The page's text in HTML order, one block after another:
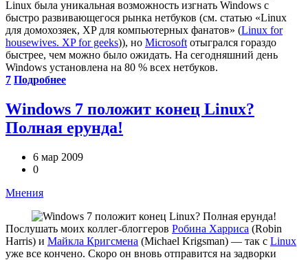
Linux была уникальная возможность изгнать Windows с
быстро развивающегося рынка нетбуков (см. статью «Linux
для домохозяек, XP для компьютерных фанатов» (Linux for
housewives. XP for geeks)), но Microsoft отыгрался гораздо
быстрее, чем можно было ожидать. На сегодняшний день
Windows установлена на 80 % всех нетбуков.
7 Подробнее
Windows 7 положит конец Linux?
Полная ерунда!
6 мар 2009
0
Мнения
Послушать моих коллег-блоггеров Робина Харриса (Robin
Harris) и Майкла Кригсмена (Michael Krigsman) — так с Linux
уже все кончено. Скоро он вновь отправится на задворки